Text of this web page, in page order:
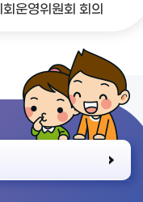
운영위원회 회의